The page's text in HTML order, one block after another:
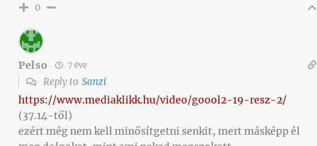
0
Pelso 7 éve
Reply to Sanzi
https://www.mediaklikk.hu/video/goool2-19-resz-2/
(37.14-től)
ezért még nem kell minősítgetni senkit, mert másképp él